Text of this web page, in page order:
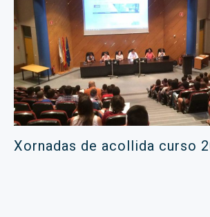
Xornadas de acollida curso